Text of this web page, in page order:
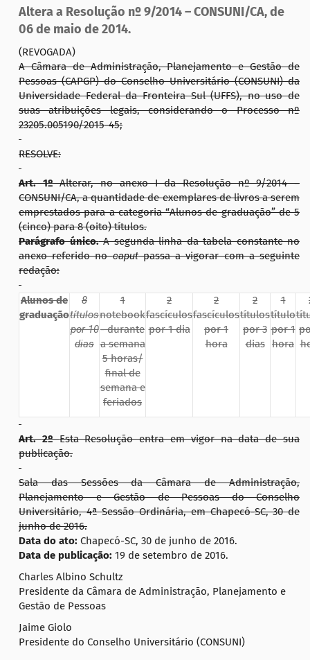
Altera a Resolução nº 9/2014 – CONSUNI/CA, de
06 de maio de 2014.
(REVOGADA)
A Câmara de Administração, Planejamento e Gestão de
Pessoas (CAPGP) do Conselho Universitário (CONSUNI) da
Universidade Federal da Fronteira Sul (UFFS), no uso de
suas atribuições legais, considerando o Processo nº
23205.005190/2015-45;
RESOLVE:
Art. 1ºAlterar, no anexo I da Resolução nº 9/2014 –
CONSUNI/CA, a quantidade de exemplares de livros a serem
emprestados para a categoria “Alunos de graduação” de 5
(cinco) para 8 (oito) títulos.
Parágrafo único.A segunda linha da tabela constante no
anexo referido nocaputpassa a vigorar com a seguinte
redação:
Alunos de
graduação
8
títulos
por 10
dias
1
notebook
- durante
a semana
5 horas/
final de
semana e
feriados
2
fascículos
por 1 dia
2
fascículos
por 1
hora
2
títulos
por 3
dias
1
título
por 1
hora
Art.2ºEsta Resolução entra em vigor na data de sua
publicação.
Sala das Sessões da Câmara de Administração,
Planejamento e Gestão de Pessoas do Conselho
Universitário, 4ª Sessão Ordinária, em Chapecó-SC, 30 de
junho de 2016.
Data do ato: Chapecó-SC, 30 de junho de 2016.
Data de publicação: 19 de setembro de 2016.
Charles Albino Schultz
Presidente da Câmara de Administração, Planejamento e
Gestão de Pessoas
Jaime Giolo
Presidente do Conselho Universitário (CONSUNI)